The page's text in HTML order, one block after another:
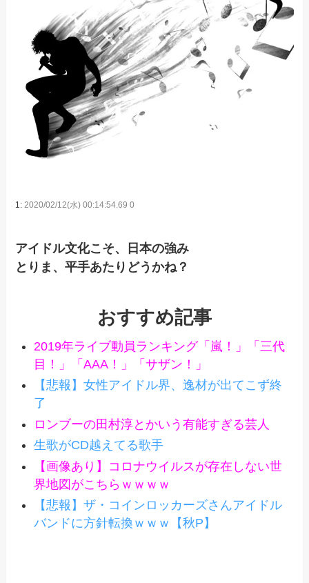
1: 2020/02/12(水) 00:14:54.69 0
アイドル文化こそ、日本の強み
とりま、平手あたりどうかね？
おすすめ記事
2019年ライブ動員ランキング「嵐！」「三代
目！」「AAA！」「サザン！」
【悲報】女性アイドル界、逸材が出てこず終
了
ロンブーの田村淳とかいう有能すぎる芸人
生歌がCD越えてる歌手
【画像あり】コロナウイルスが存在しない世
界地図がこちらｗｗｗｗ
【悲報】ザ・コインロッカーズさんアイドル
バンドに方針転換ｗｗｗ【秋P】